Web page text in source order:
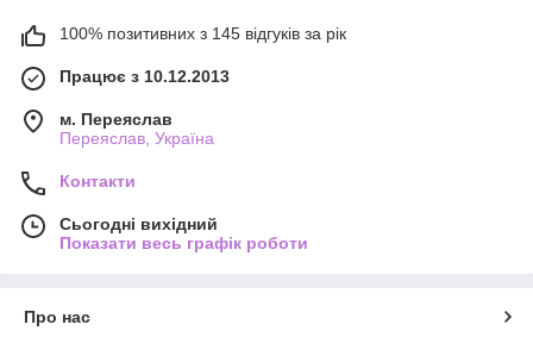
100% позитивних з 145 відгуків за рік
Працює з 10.12.2013
м. Переяслав
Переяслав, Україна
Контакти
Сьогодні вихідний
Показати весь графік роботи
Про нас